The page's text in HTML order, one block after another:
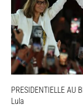
PRESIDENTIELLE AU
Lula